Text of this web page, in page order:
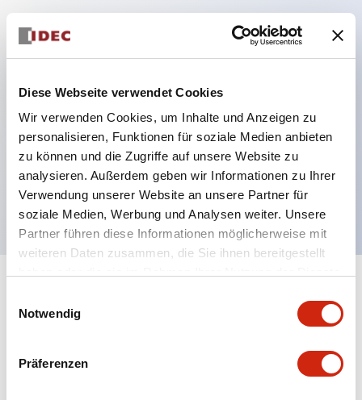
Diese Webseite verwendet Cookies
Wir verwenden Cookies, um Inhalte und Anzeigen zu
personalisieren, Funktionen für soziale Medien anbieten
zu können und die Zugriffe auf unsere Website zu
analysieren. Außerdem geben wir Informationen zu Ihrer
Verwendung unserer Website an unsere Partner für
soziale Medien, Werbung und Analysen weiter. Unsere
Partner führen diese Informationen möglicherweise mit
weiteren Daten zusammen, die Sie ihnen bereitgestellt
Notwendig
Präferenzen
Hauptmerkmale
Verbesserte Bedienbarkeit durch Rückterminal-
Methode
Flache Anschlussfläche mit einheitlicher
Gehäuselänge von 22 mm in der gesamten Serie
UL- und CSA-zertifiziert